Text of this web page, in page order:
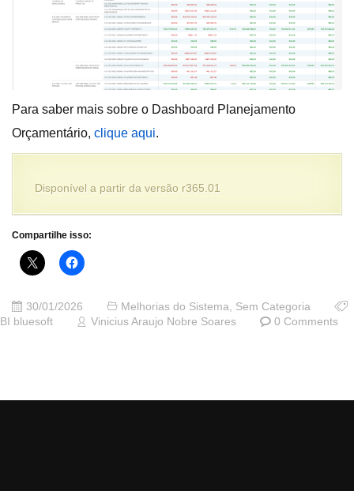
Para saber mais sobre o Dashboard Planejamento
Orçamentário, clique aqui.
Disponível a partir da versão r365.01
Compartilhe isso:
30/01/2026 Melhorias do Sistema
Sem Categoria
BI bluesoft
Vinicius Araujo Nobre Soares 0 Comments